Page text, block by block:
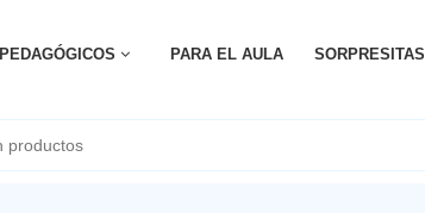
PEDAGÓGICOS PARA EL AULA SORPRESITAS